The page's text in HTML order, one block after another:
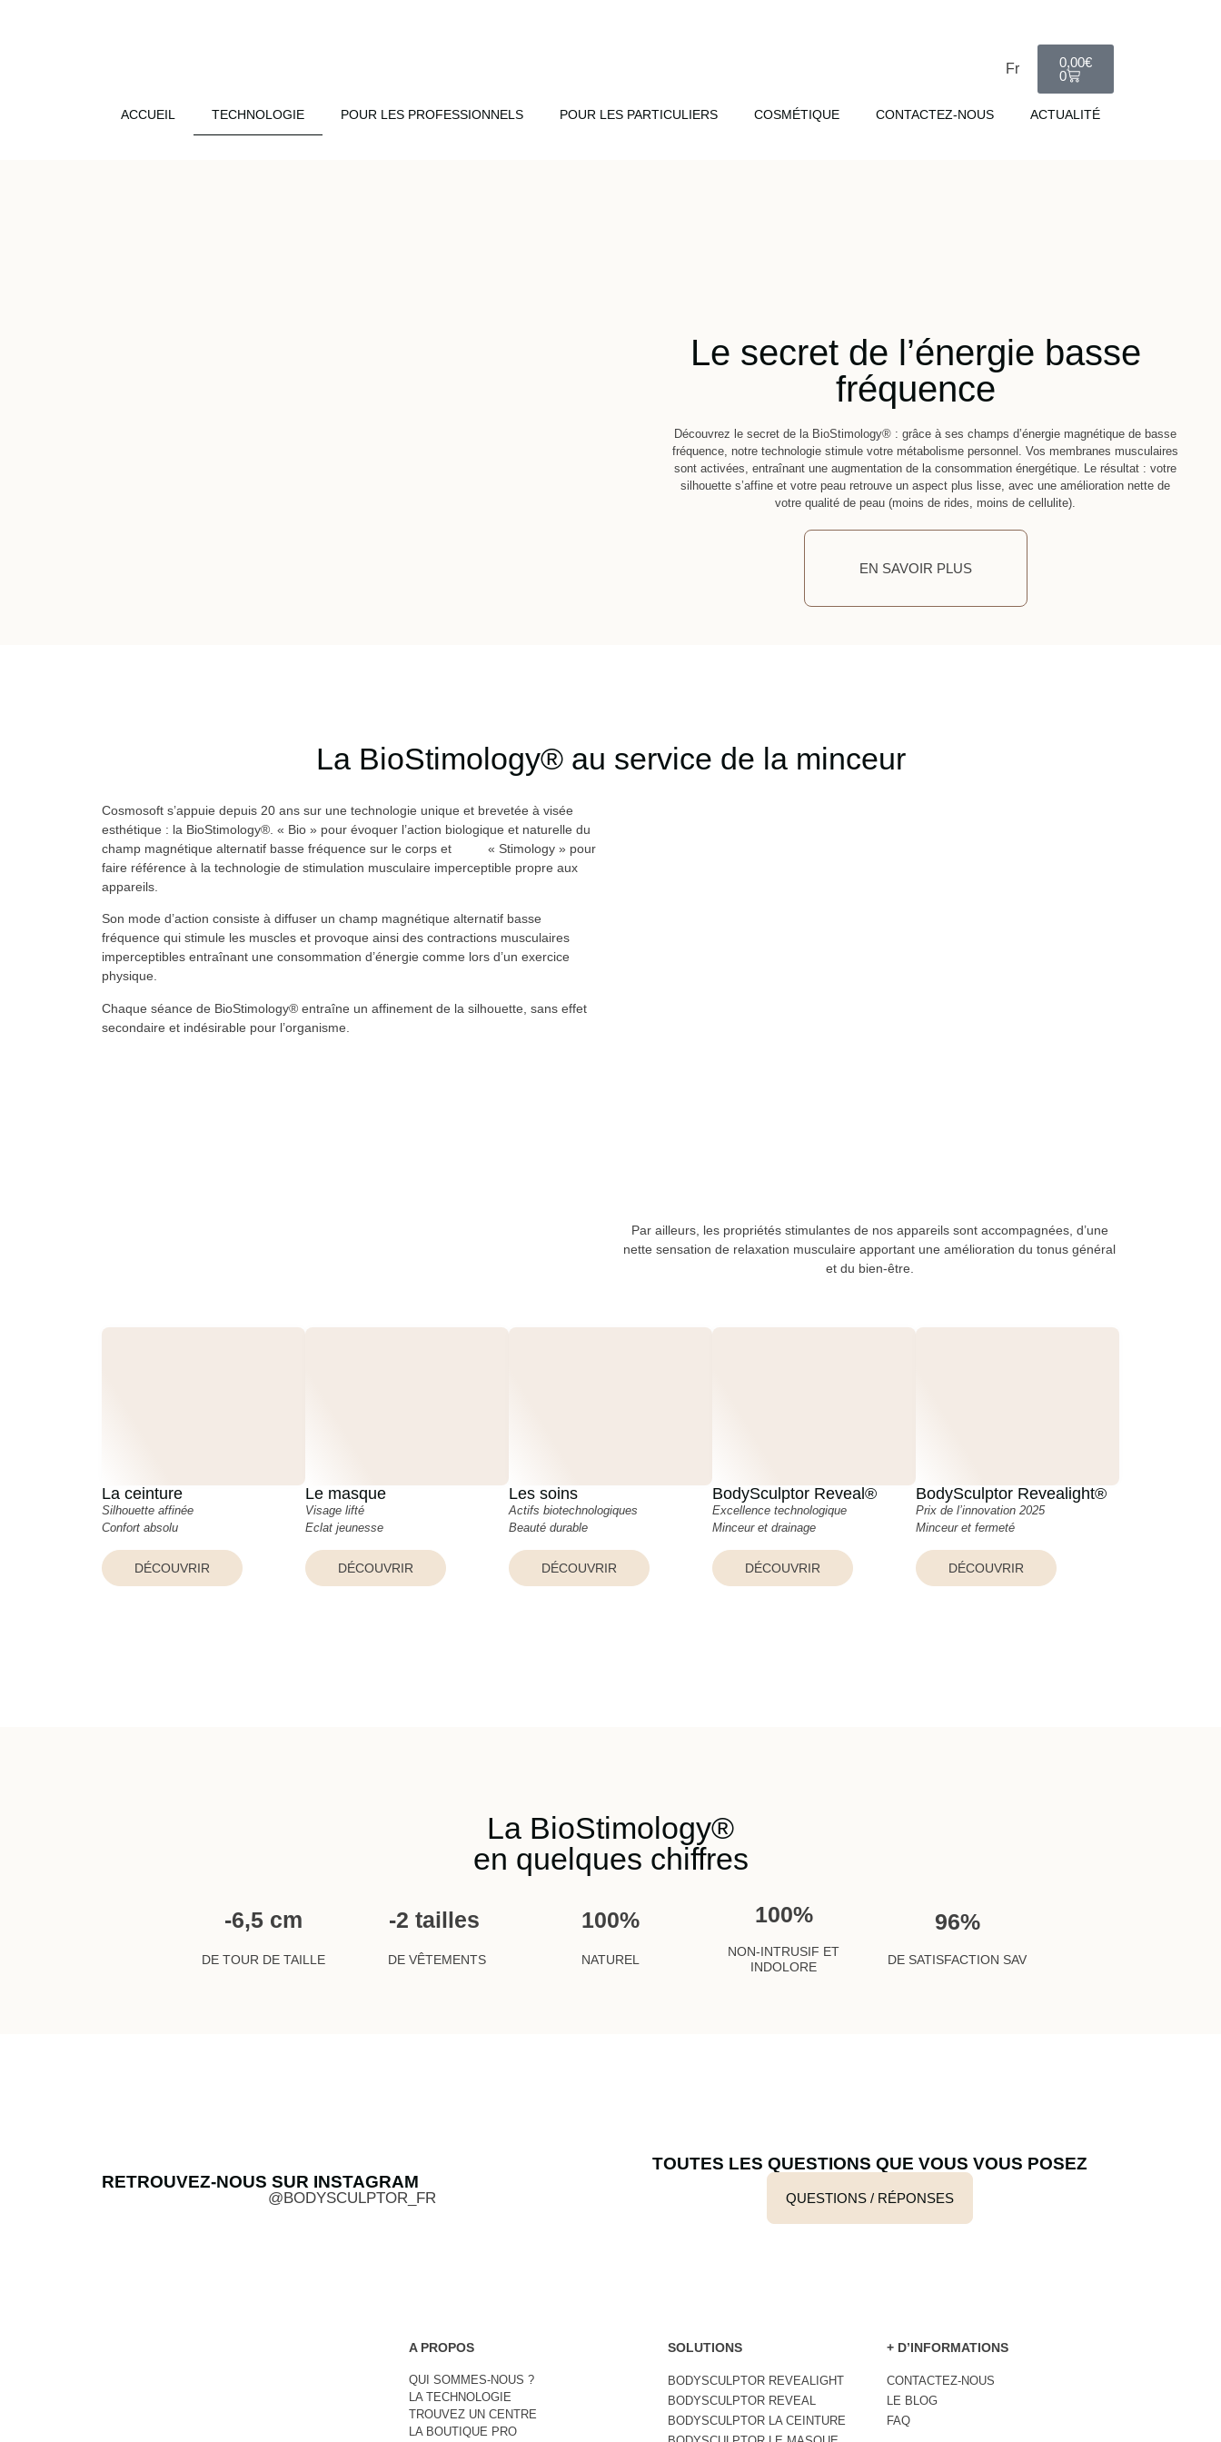
Fr 0,00€
0
ACCUEIL TECHNOLOGIE POUR LES PROFESSIONNELS POUR LES PARTICULIERS COSMÉTIQUE CONTACTEZ-NOUS ACTUALITÉ
Le secret de l’énergie basse
fréquence
Découvrez le secret de la BioStimology® : grâce à ses champs d’énergie magnétique de basse
fréquence, notre technologie stimule votre métabolisme personnel. Vos membranes musculaires
sont activées, entraînant une augmentation de la consommation énergétique. Le résultat : votre
silhouette s’affine et votre peau retrouve un aspect plus lisse, avec une amélioration nette de
votre qualité de peau (moins de rides, moins de cellulite).
EN SAVOIR PLUS
La BioStimology® au service de la minceur
Cosmosoft s’appuie depuis 20 ans sur une technologie unique et brevetée à visée
esthétique : la BioStimology®. « Bio » pour évoquer l’action biologique et naturelle du
champ magnétique alternatif basse fréquence sur le corps et « Stimology » pour
faire référence à la technologie de stimulation musculaire imperceptible propre aux
appareils.
Son mode d’action consiste à diffuser un champ magnétique alternatif basse
fréquence qui stimule les muscles et provoque ainsi des contractions musculaires
imperceptibles entraînant une consommation d’énergie comme lors d’un exercice
physique.
Chaque séance de BioStimology® entraîne un affinement de la silhouette, sans effet
secondaire et indésirable pour l’organisme.
Par ailleurs, les propriétés stimulantes de nos appareils sont accompagnées, d’une
nette sensation de relaxation musculaire apportant une amélioration du tonus général
et du bien-être.
La ceinture
Silhouette affinée
Confort absolu
DÉCOUVRIR
Le masque
Visage lifté
Eclat jeunesse
DÉCOUVRIR
Les soins
Actifs biotechnologiques
Beauté durable
DÉCOUVRIR
BodySculptor Reveal®
Excellence technologique
Minceur et drainage
DÉCOUVRIR
BodySculptor Revealight®
Prix de l’innovation 2025
Minceur et fermeté
DÉCOUVRIR
La BioStimology®
en quelques chiffres
-6,5 cm
DE TOUR DE TAILLE
-2 tailles
DE VÊTEMENTS
100%
NATUREL
100%
NON-INTRUSIF ET
INDOLORE
96%
DE SATISFACTION SAV
RETROUVEZ-NOUS SUR INSTAGRAM
@BODYSCULPTOR_FR
TOUTES LES QUESTIONS QUE VOUS VOUS POSEZ
QUESTIONS / RÉPONSES
A PROPOS
QUI SOMMES-NOUS ?
LA TECHNOLOGIE
TROUVEZ UN CENTRE
LA BOUTIQUE PRO
SOLUTIONS
BODYSCULPTOR REVEALIGHT
BODYSCULPTOR REVEAL
BODYSCULPTOR LA CEINTURE
+ D’INFORMATIONS
CONTACTEZ-NOUS
LE BLOG
FAQ